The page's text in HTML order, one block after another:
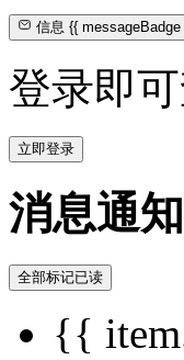
信息{{ messageBadge
登录即
立即登录
消息通知
全部标记已读
{{